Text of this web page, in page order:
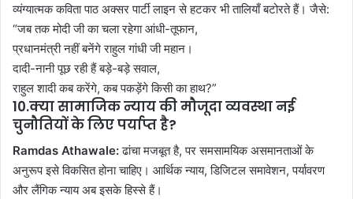
व्यंग्यात्मक कविता पाठ अक्सर पार्टी लाइन से हटकर भी तालियाँ बटोरते हैं। जैसे:
“जब तक मोदी जी का चला रहेगा आंधी-तूफान,
प्रधानमंत्री नहीं बनेंगे राहुल गांधी जी महान।
दादी-नानी पूछ रही हैं बड़े-बड़े सवाल,
राहुल शादी कब करेंगे, कब पकड़ेंगे किसी का हाथ?”
10.क्या सामाजिक न्याय की मौजूदा व्यवस्था नई
चुनौतियों के लिए पर्याप्त है?
Ramdas Athawale:ढांचा मजबूत है, पर समसामयिक असमानताओं के
अनुरूप इसे विकसित होना चाहिए। आर्थिक न्याय, डिजिटल समावेशन, पर्यावरण
और लैंगिक न्याय अब इसके हिस्से हैं।